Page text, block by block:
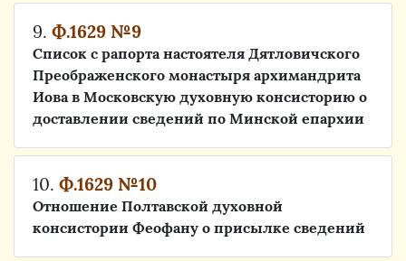
9. Ф.1629 №9
Список с рапорта настоятеля Дятловичского
Преображенского монастыря архимандрита
Иова в Московскую духовную консисторию о
доставлении сведений по Минской епархии
10. Ф.1629 №10
Отношение Полтавской духовной
консистории Феофану о присылке сведений